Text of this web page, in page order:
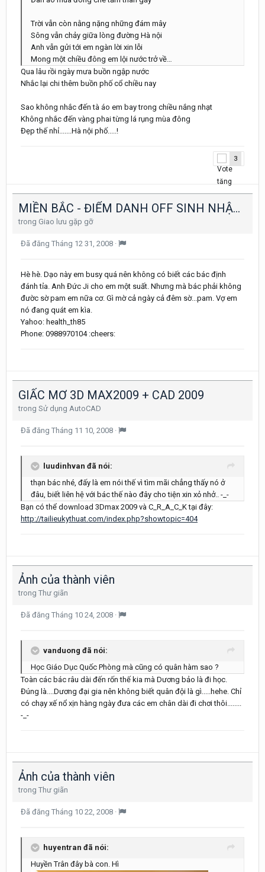
Trời vẫn còn nằng nặng những đám mây
Sông vẫn chảy giữa lòng đường Hà nội
Anh vẫn gửi tới em ngàn lời xin lỗi
Mong một chiều đông em lội nước trở về…
Qua lâu rồi ngày mưa buồn ngập nước
Nhắc lại chi thêm buồn phố cổ chiều nay
Sao không nhắc đến tà áo em bay trong chiều nắng nhạt
Không nhắc đến vàng phai từng lá rụng mùa đông
Đẹp thế nhỉ.......Hà nội phố.....!
3
MIỀN BẮC - ĐIỂM DANH OFF SINH NHẬT 2 TUỘI
trong Giao lưu gặp gỡ
Đã đăng Tháng 12 31, 2008 ·
Hè hè. Dạo này em busy quá nên không có biết các bác định
đánh tỉa. Anh Đức Ji cho em một suất. Nhưng mà bác phải không
đườc sờ pam em nữa cơ. Gì mờ cả ngày cả đêm sờ...pam. Vợ em
nó đang quát em kìa.
Yahoo: health_th85
Phone: 0988970104 :cheers:
GIẤC MƠ 3D MAX2009 + CAD 2009
trong Sử dụng AutoCAD
Đã đăng Tháng 11 10, 2008 ·
luudinhvan đã nói:
thạn bác nhé, đấy là em nói thế vì tìm mãi chẳng thấy nó ở
đâu, biết liên hệ với bác thế nào đây cho tiện xin xỏ nhở.. -_-
Bạn có thể download 3Dmax 2009 và C_R_A_C_K tại đây:
http://tailieukythuat.com/index.php?showtopic=404
Ảnh của thành viên
trong Thư giãn
Đã đăng Tháng 10 24, 2008 ·
vanduong đã nói:
Học Giáo Dục Quốc Phòng mà cũng có quân hàm sao ?
Toàn các bác râu dài đến rốn thế kia mà Dương bảo là đi học.
Đúng là....Dương đại gia nên không biết quân đội là gì.....hehe. Chỉ
có chạy xế nổ xịn hàng ngày đưa các em chân dài đi chơi thôi........
-_-
Ảnh của thành viên
trong Thư giãn
Đã đăng Tháng 10 22, 2008 ·
huyentran đã nói:
Huyền Trân đây bà con. Hì